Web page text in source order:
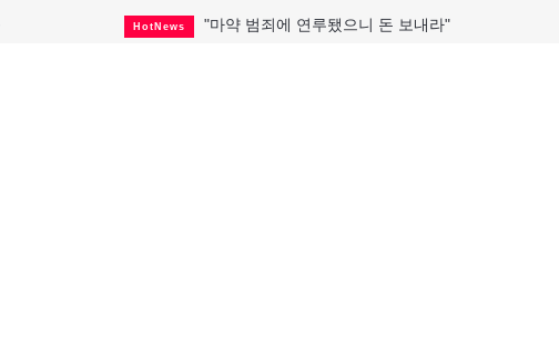
HotNews "마약 범죄에 연루됐으니 돈 보내라"